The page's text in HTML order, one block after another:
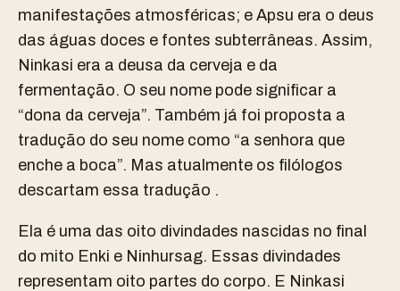
manifestações atmosféricas; e Apsu era o deus
das águas doces e fontes subterrâneas. Assim,
Ninkasi era a deusa da cerveja e da
fermentação. O seu nome pode significar a
“dona da cerveja”. Também já foi proposta a
tradução do seu nome como “a senhora que
enche a boca”. Mas atualmente os filólogos
descartam essa tradução .
Ela é uma das oito divindades nascidas no final
do mito Enki e Ninhursag. Essas divindades
representam oito partes do corpo. E Ninkasi